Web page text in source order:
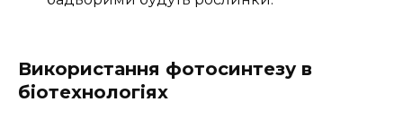
Використання фотосинтезу в
біотехнологіях